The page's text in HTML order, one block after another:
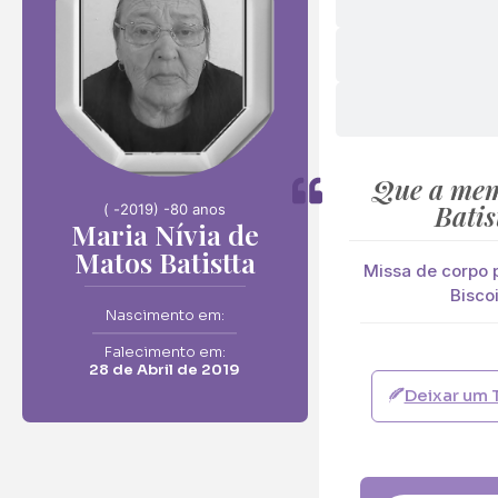
( -2019) -80 anos
Maria Nívia de
Matos Batistta
Nascimento em:
Falecimento em:
28 de Abril de 2019
Que a
Missa de corpo
Deixar um
Neste Formulário,
Ramo de
Ramo de Flores:
Palma:
Pequena
Pequena